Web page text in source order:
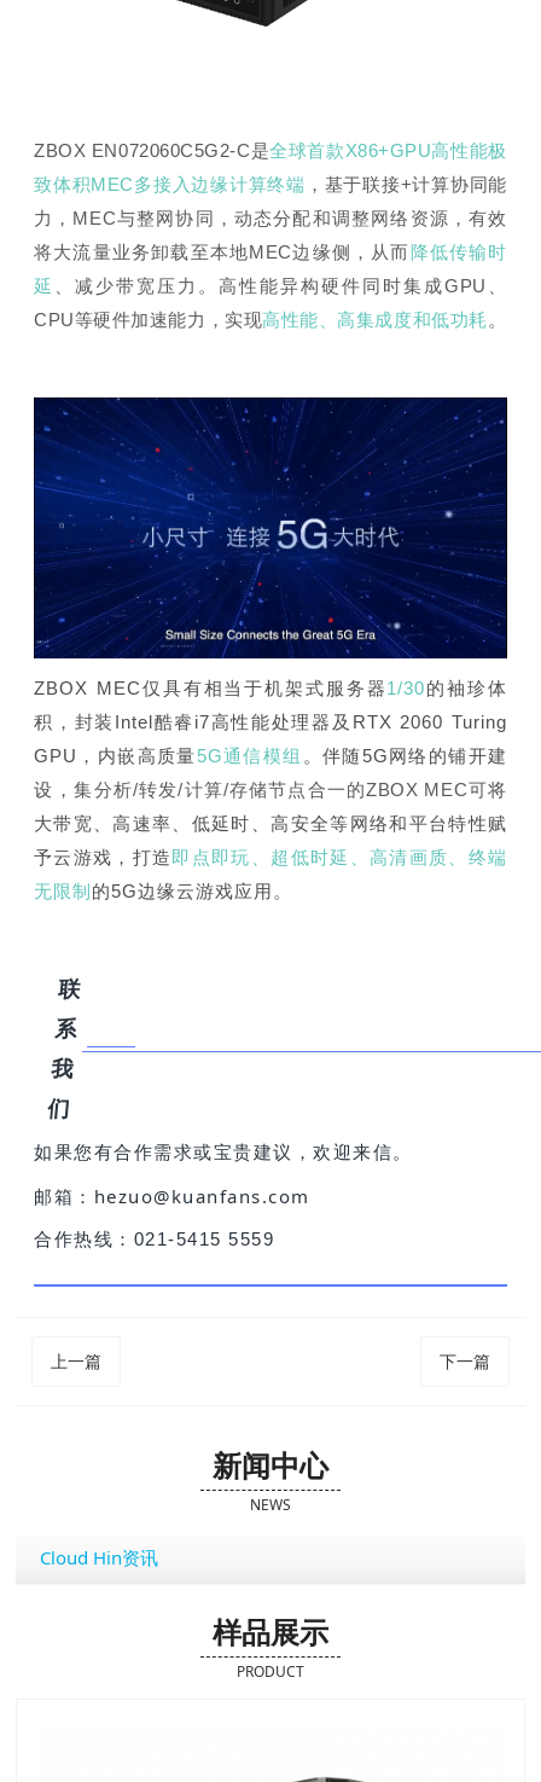
ZBOX EN072060C5G2-C是全球首款X86+GPU高性能极
致体积MEC多接入边缘计算终端 ，基于联接+计算协同能
力，MEC与整网协同，动态分配和调整网络资源，有效
将大流量业务卸载至本地MEC边缘侧，从而 降低传输时
延
、减少带宽压力。高性能异构硬件同时集成GPU、
CPU等硬件加速能力，实现高性能、高集成度和低功耗 。
ZBOX MEC仅具有相当于机架式服务器1/30的袖珍体
积， 封装Intel酷睿i7高性能处理器及RTX 2060 Turing
GPU，内嵌高质量5G通信模组 。 伴随5G网络的铺开建
设，集分析/转发/计算/存储节点合一的ZBOX MEC可将
大带宽、高速率、低延时、高安全等网络和平台特性赋
予云游戏，打造即点即玩、超低时延、高清画质、终端
无限制 的5G边缘云游戏应用。
联
系
我
们
如果您有合作需求或宝贵建议，欢迎来信。
邮箱：hezuo@kuanfans.com
合作热线：021-5415 5559
上一篇 下一篇
新闻中心
NEWS
Cloud Hin资讯
样品展示
PRODUCT